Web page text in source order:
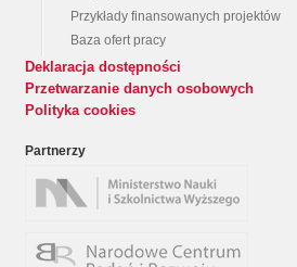
Przykłady finansowanych projektów
Baza ofert pracy
Deklaracja dostępności
Przetwarzanie danych osobowych
Polityka cookies
Partnerzy